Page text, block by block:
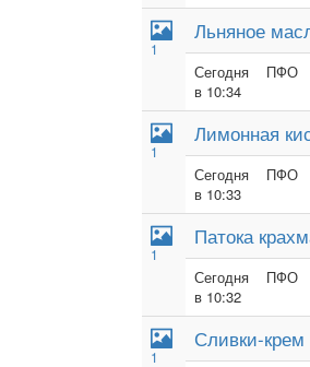
1
Льняное
Сегодня
в 10:34
ПФО
1
Лимонная
Сегодня
в 10:33
ПФО
1
Патока
Сегодня
в 10:32
ПФО
1
Сливки-